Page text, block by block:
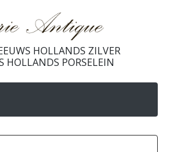
HOLLANDS ZILVER
HOLLANDS PORSELEIN